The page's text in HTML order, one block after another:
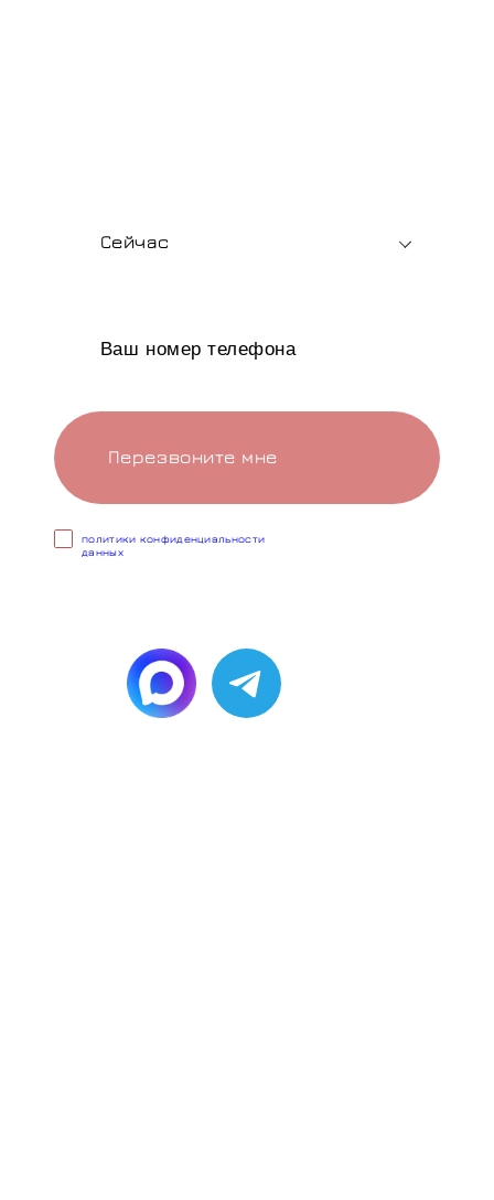
Сейчас
Перезвоните мне
политики конфиденциальности
данных